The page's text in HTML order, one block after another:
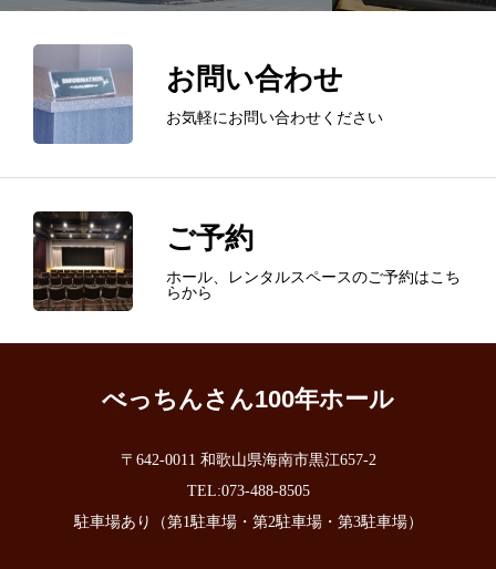
トップページ
施設・備品案内
ご利用ガイド
お問い合わせ
お気軽にお問い合わせください
ご予約
ホール、レンタルスペースのご予約はこち
らから
べっちんさん100年ホール
〒642-0011 和歌山県海南市黒江657-2
TEL:073-488-8505
駐車場あり（第1駐車場・第2駐車場・第3駐車場）